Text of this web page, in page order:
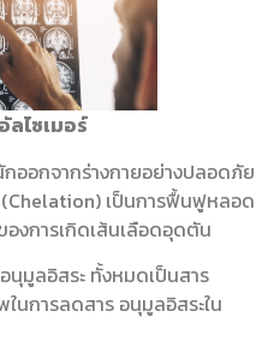
ไซเมอร์
ออกจากร่างกายอย่างปลอดภัย
เป็นการฟื้นฟูหลอด
องการเกิดเส้นเลือดอุดตัน
นุมูลอิสระ ทั้งหมดเป็นสาร
นการลดสาร อนุมูลอิสระใน